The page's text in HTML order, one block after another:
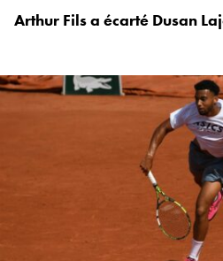
Arthur Fils a écarté Dusan